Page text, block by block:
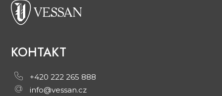
КОНТАКТ
+420 222 265 888
info@vessan.cz